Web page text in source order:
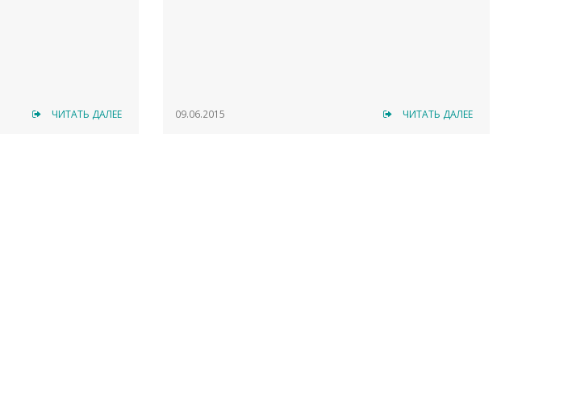
ЧИТАТЬ ДАЛЕЕ 09.06.2015 ЧИТАТЬ ДАЛЕЕ